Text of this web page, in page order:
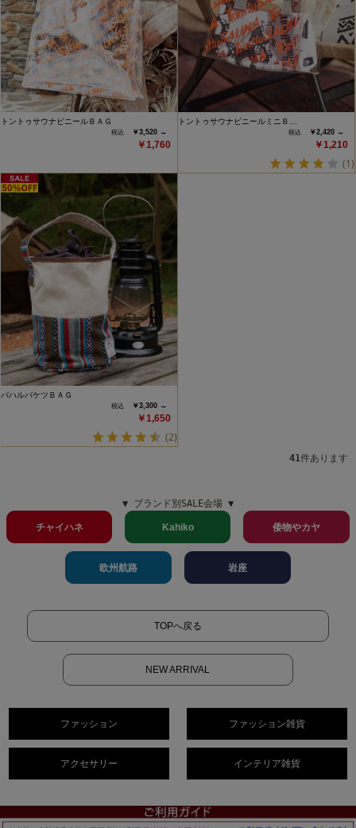
トントゥサウナビニールＢＡＧ
￥3,520 →
￥1,760
トントゥサウナビニールミニＢ…
￥2,420 →
￥1,210
(1)
パハルバケツＢＡＧ
￥3,300 →
￥1,650
(2)
41件あります
▼ ブランド別SALE会場 ▼
チャイハネ Kahiko 倭物やカヤ
欧州航路 岩座
TOPへ戻る
NEW ARRIVAL
ファッション ファッション雑貨
アクセサリー インテリア雑貨